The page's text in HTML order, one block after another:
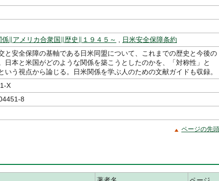
係∥アメリカ合衆国∥歴史∥１９４５～
日米安全保障条約
と安全保障の基軸である日米同盟について、これまでの歴史と今後の
日本と米国がどのような関係を築こうとしたのかを、「対称性」と
いう視点から論じる。日米関係を学ぶ人のための文献ガイドも収録。
X
8
ページの先